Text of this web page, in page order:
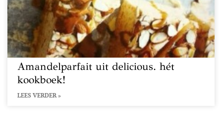
Amandelparfait uit delicious. hét
kookboek!
LEES VERDER »